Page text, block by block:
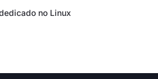
no Linux